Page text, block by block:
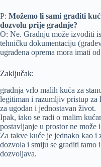
P: Možemo li sami graditi
dozvolu prije gradnje?
O: Ne. Gradnju može izvoditi
tehničku dokumentaciju
ugrađena oprema mora imati
Zaključak:
gradnja vrlo malih kuća za
legitiman i razumljiv pristup za
za ugodan i jednostavan život.
Ipak, iako se radi o malim
postavljanje u prostor ne može
Za takve kuće je jednako kao i
dozvola i smiju se graditi tamo
dozvoljava.